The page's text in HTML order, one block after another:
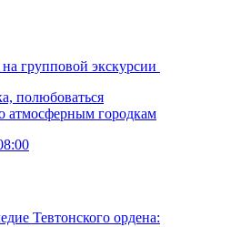
групповой экскурсии
полюбоваться
атмосферным городкам